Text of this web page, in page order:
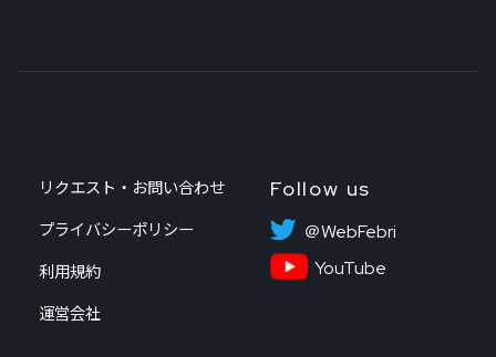
リクエスト・お問い合わせ
プライバシーポリシー
利用規約
運営会社
Follow us
＠WebFebri
YouTube